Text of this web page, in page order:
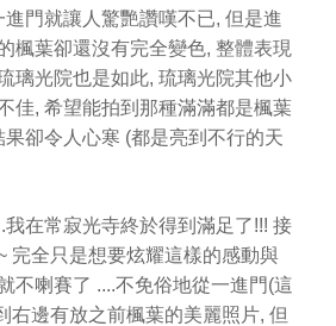
門就讓人驚艷讚嘆不已, 但是進
楓葉卻還沒有完全變色, 整體表現
璃光院也是如此, 琉璃光院其他小
佳, 希望能拍到那種滿滿都是楓葉
卻令人心寒 (都是亮到不行的天
在常寂光寺終於得到滿足了!!! 接
完全只是想要炫耀這樣的感動與
不喇賽了 ....不免俗地從一進門(這
右邊有放之前楓葉的美麗照片, 但